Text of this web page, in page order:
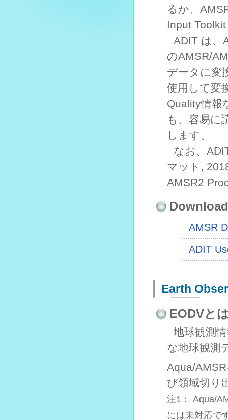
るか、
Input
ADIT は、
のAMSR/
データに変
使用して変
Quality情報
も、容易に
します。
なお、
マット,
AMSR2
Download
AMSR
ADIT
Earth
EODVと
地球観測
な地球観測
Aqua/
び領域切り
注1： Aqua/
には未対応で